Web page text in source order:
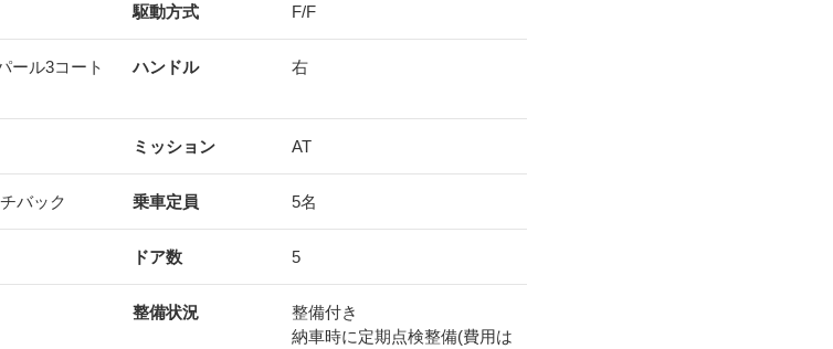
駆動方式 F/F
ール3コート
ハンドル 右
ミッション AT
バック 乗車定員 5名
ドア数 5
整備状況
整備付き
納車時に定期点検整備(費用は